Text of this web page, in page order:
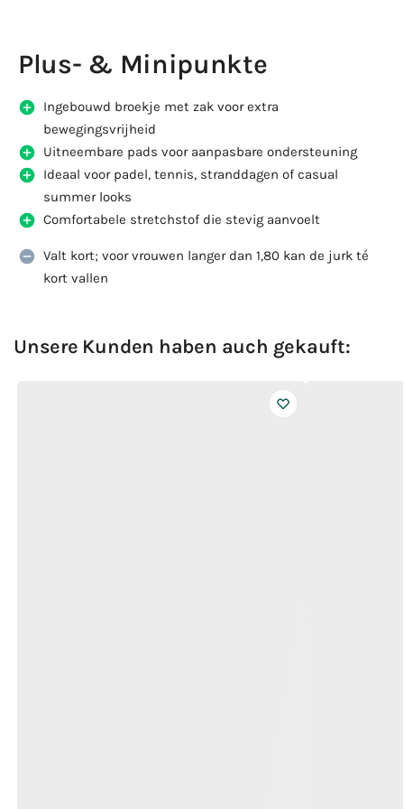
Plus- & Minipunkte
Ingebouwd broekje met zak voor extra
bewegingsvrijheid
Uitneembare pads voor aanpasbare ondersteuning
Ideaal voor padel, tennis, stranddagen of casual
summer looks
Comfortabele stretchstof die stevig aanvoelt
Valt kort; voor vrouwen langer dan 1,80 kan de jurk té
kort vallen
Unsere Kunden haben auch gekauft: